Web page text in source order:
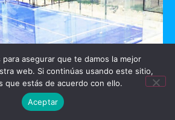
PADEL
para asegurar que te damos la mejor
web. Si continúas usando este sitio,
que estás de acuerdo con ello.
Aceptar